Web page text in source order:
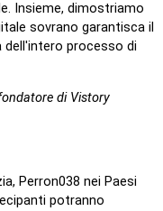
Insieme, dimostriamo
sovrano garantisca il
processo di
di Vistory
Perron038 nei Paesi
potranno